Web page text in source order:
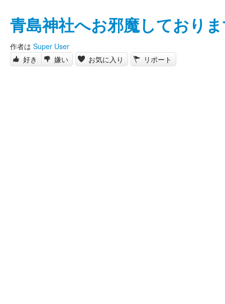
青島神社へお邪魔しており
作者は Super User
好き
嫌い お気に入り リポート